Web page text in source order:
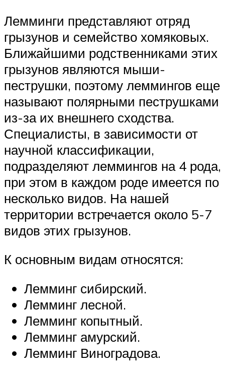
Лемминги представляют отряд
грызунов и семейство хомяковых.
Ближайшими родственниками этих
грызунов являются мыши-
пеструшки, поэтому леммингов еще
называют полярными пеструшками
из-за их внешнего сходства.
Специалисты, в зависимости от
научной классификации,
подразделяют леммингов на 4 рода,
при этом в каждом роде имеется по
несколько видов. На нашей
территории встречается около 5-7
видов этих грызунов.
К основным видам относятся:
Лемминг сибирский.
Лемминг лесной.
Лемминг копытный.
Лемминг амурский.
Лемминг Виноградова.